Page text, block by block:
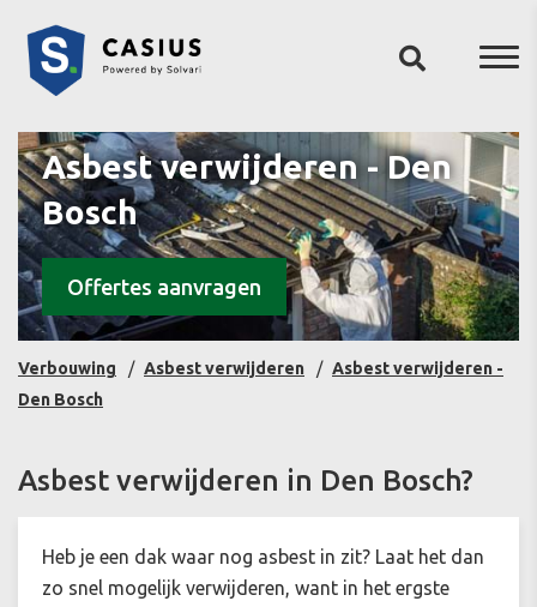
Asbest verwijderen - Den
Bosch
Offertes aanvragen
Verbouwing Asbest verwijderen
Asbest verwijderen -
Den Bosch
Asbest verwijderen in Den Bosch?
Heb je een dak waar nog asbest in zit? Laat het dan
zo snel mogelijk verwijderen, want in het ergste